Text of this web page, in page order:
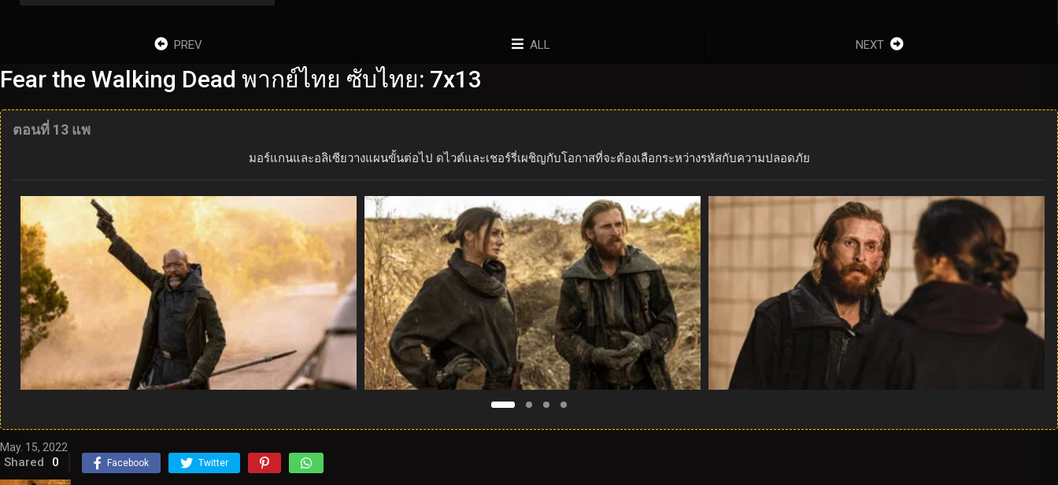
PREV ALL NEXT
Fear the Walking Dead พากย์ไทย ซับไทย: 7x13
ตอนที่ 13 แพ
มอร์แกนและอลิเซียวางแผนขั้นต่อไป ดไวต์และเชอร์รี่เผชิญกับโอกาสที่จะต้องเลือกระหว่างรหัสกับความปลอดภัย
May. 15, 2022
Shared 0 Facebook Twitter